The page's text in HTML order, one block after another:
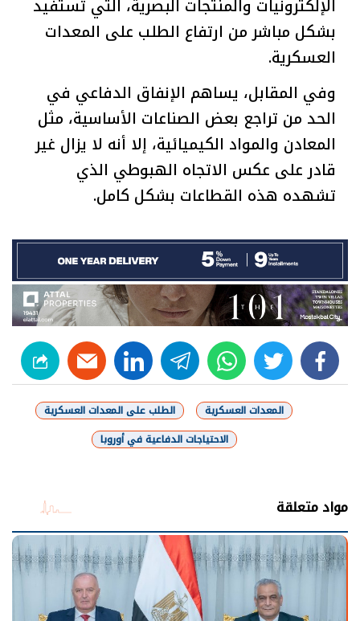
الإلكترونيات والمنتجات البصرية، التي تستفيد
بشكل مباشر من ارتفاع الطلب على المعدات
العسكرية.
وفي المقابل، يساهم الإنفاق الدفاعي في
الحد من تراجع بعض الصناعات الأساسية، مثل
المعادن والمواد الكيميائية، إلا أنه لا يزال غير
قادر على عكس الاتجاه الهبوطي الذي
تشهده هذه القطاعات بشكل كامل.
facebook
twitter
whats
telegram
linkedin
المعدات العسكرية
الطلب على المعدات العسكرية
الاحتياجات الدفاعية في أوروبا
مواد متعلقة